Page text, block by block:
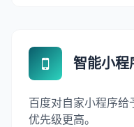
智能小程
百度对自家小程序给
优先级更高。